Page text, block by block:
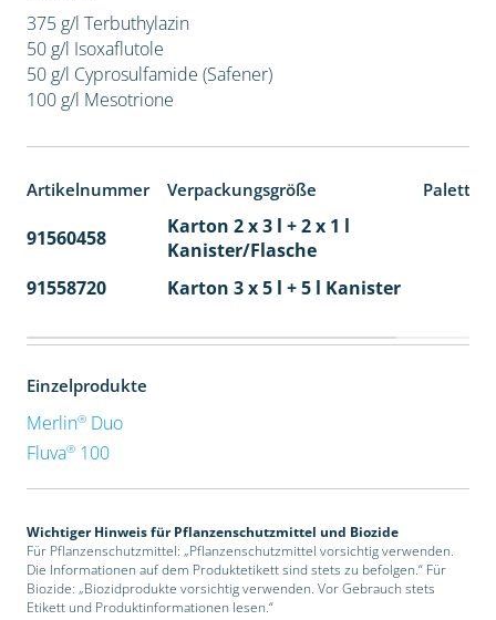
375 g/l Terbuthylazin
50 g/l Isoxaflutole
50 g/l Cyprosulfamide (Safener)
100 g/l Mesotrione
Artikelnummer Verpackungsgröße
91560458
Karton 2 x 3 l + 2 x 1 l
Kanister/Flasche
91558720 Karton 3 x 5 l + 5 l Kanister
Einzelprodukte
Merlin®Duo
Fluva®100
Wichtiger Hinweis für Pflanzenschutzmittel und Biozide
Für Pflanzenschutzmittel: „Pflanzenschutzmittel vorsichtig verwenden.
Die Informationen auf dem Produktetikett sind stets zu befolgen.“ Für
Biozide: „Biozidprodukte vorsichtig verwenden. Vor Gebrauch stets
Etikett und Produktinformationen lesen.“